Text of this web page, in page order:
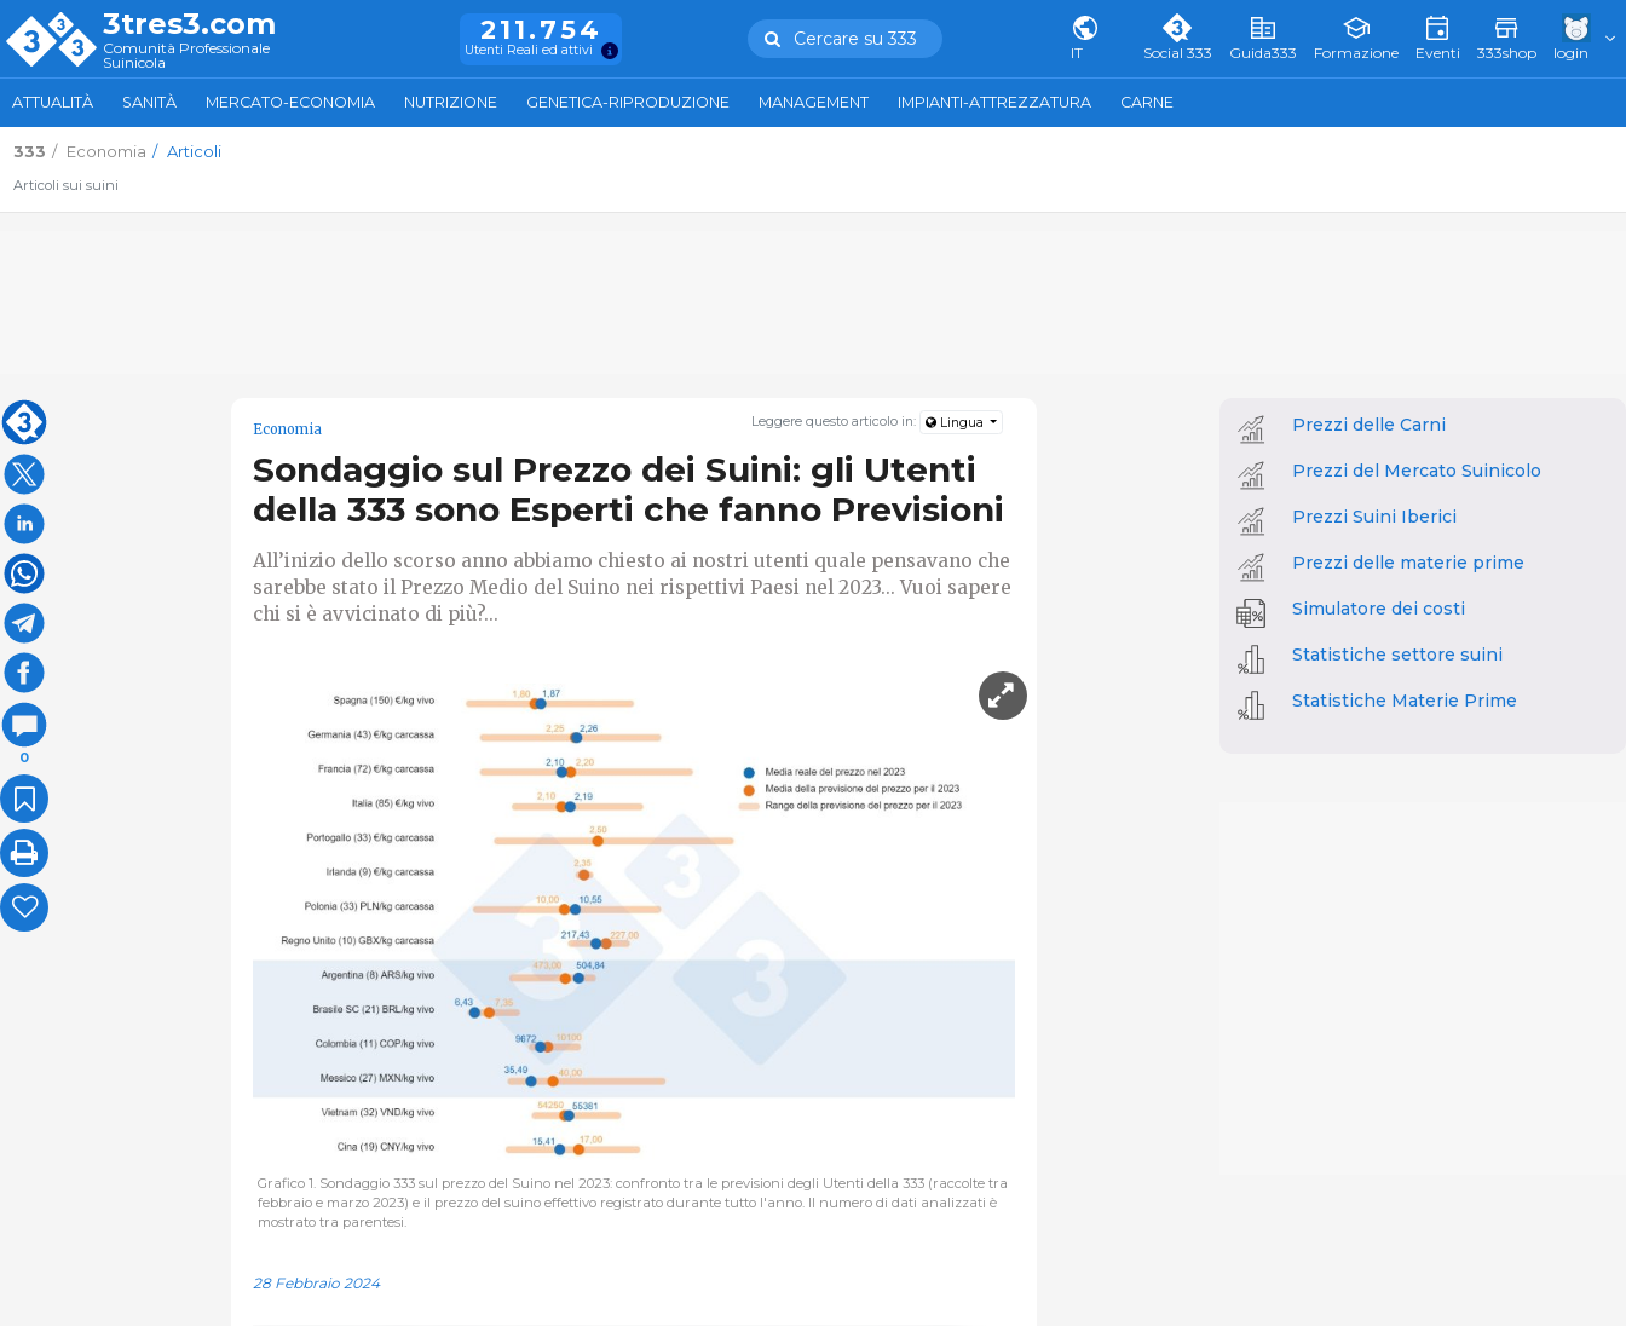
3tres3.com
Comunità Professionale
Suinicola
211.754
Utenti Reali ed attivi
Cercare su 333
IT Social 333 Guida333 Formazione Eventi 333shop login
ATTUALITÀ SANITÀ MERCATO-ECONOMIA NUTRIZIONE GENETICA-RIPRODUZIONE MANAGEMENT IMPIANTI-ATTREZZATURA CARNE
333 Economia Articoli
Articoli sui suini
0
Leggere questo articolo in: Lingua
Economia
Sondaggio sul Prezzo dei Suini: gli Utenti
della 333 sono Esperti che fanno Previsioni
All’inizio dello scorso anno abbiamo chiesto ai nostri utenti quale pensavano che
sarebbe stato il Prezzo Medio del Suino nei rispettivi Paesi nel 2023... Vuoi sapere
chi si è avvicinato di più?...
Grafico 1. Sondaggio 333 sul prezzo del Suino nel 2023: confronto tra le previsioni degli Utenti della 333 (raccolte tra
febbraio e marzo 2023) e il prezzo del suino effettivo registrato durante tutto l'anno. Il numero di dati analizzati è
mostrato tra parentesi.
28 Febbraio 2024
Prezzi delle Carni
Prezzi del Mercato Suinicolo
Prezzi Suini Iberici
Prezzi delle materie prime
Simulatore dei costi
Statistiche settore suini
Statistiche Materie Prime